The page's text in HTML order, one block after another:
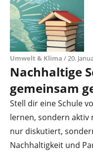
Umwelt & Klima / 20.
Nachhaltige
gemeinsam
Stell dir eine Schule
lernen, sondern aktiv
nur diskutiert,
Nachhaltigkeit und